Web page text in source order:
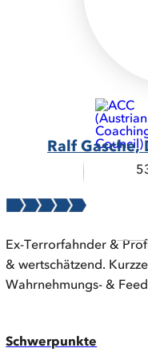
Ralf
Ex-Terrorfahnder &
& wertschätzend.
Wahrnehmungs- &
Schwerpunkte